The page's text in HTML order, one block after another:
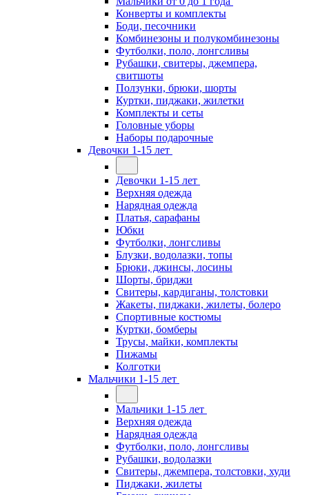
Конверты и комплекты
Боди, песочники
Комбинезоны и полукомбинезоны
Футболки, поло, лонгсливы
Рубашки, свитеры, джемпера,
свитшоты
Ползунки, брюки, шорты
Куртки, пиджаки, жилетки
Комплекты и сеты
Головные уборы
Наборы подарочные
Девочки 1-15 лет
Девочки 1-15 лет
Верхняя одежда
Нарядная одежда
Платья, сарафаны
Юбки
Футболки, лонгсливы
Блузки, водолазки, топы
Брюки, джинсы, лосины
Шорты, бриджи
Свитеры, кардиганы, толстовки
Жакеты, пиджаки, жилеты, болеро
Спортивные костюмы
Куртки, бомберы
Трусы, майки, комплекты
Пижамы
Колготки
Мальчики 1-15 лет
Мальчики 1-15 лет
Верхняя одежда
Нарядная одежда
Футболки, поло, лонгсливы
Рубашки, водолазки
Свитеры, джемпера, толстовки, худи
Пиджаки, жилеты